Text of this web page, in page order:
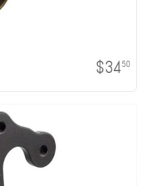
$3450